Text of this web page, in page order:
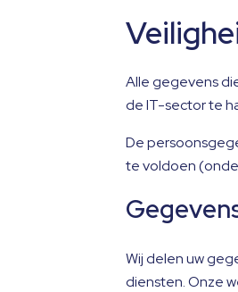
Alle gegevens
de IT-sector te
De
te voldoen
Wij delen uw
diensten. Onze